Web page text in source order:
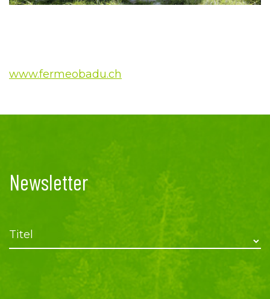
www.fermeobadu.ch
Newsletter
Titel